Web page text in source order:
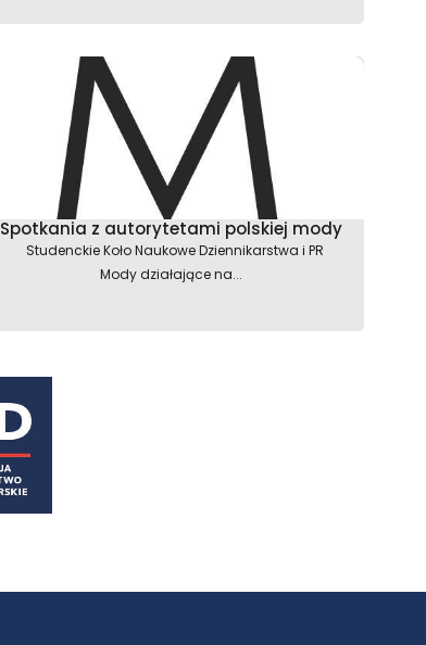
Spotkania z autorytetami polskiej mody
Studenckie Koło Naukowe Dziennikarstwa i PR
Mody działające na...